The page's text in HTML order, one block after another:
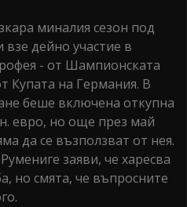
миналия сезон под
дейно участие в
- от Шампионската
Купата на Германия. В
беше включена откупна
евро, но още през май
да се възползват от нея.
заяви, че харесва
но смята, че въпросните